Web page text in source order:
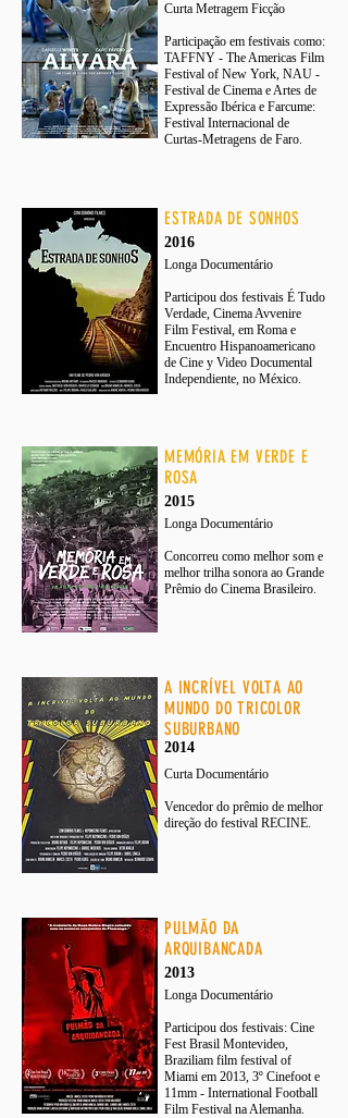
Curta Metragem Ficção
Participação em festivais como:
TAFFNY - The Americas Film
Festival of New York, NAU -
Festival de Cinema e Artes de
Expressão Ibérica e Farcume:
Festival Internacional de
Curtas-Metragens de Faro.
ESTRADA DE SONHOS
2016
Longa Documentário
Participou dos festivais É Tudo
Verdade, Cinema Avvenire
Film Festival, em Roma e
Encuentro Hispanoamericano
de Cine y Video Documental
Independiente, no México.
MEMÓRIA EM VERDE E
ROSA
2015
Longa Documentário
Concorreu como melhor som e
melhor trilha sonora ao Grande
Prêmio do Cinema Brasileiro.
A INCRÍVEL VOLTA AO
MUNDO DO TRICOLOR
SUBURBANO
2014
Curta Documentário
Vencedor do prêmio de melhor
direção do festival RECINE.
PULMÃO DA
ARQUIBANCADA
2013
Longa Documentário
Participou dos festivais: Cine
Fest Brasil Montevideo,
Braziliam film festival of
Miami em 2013, 3º Cinefoot e
11mm - International Football
Film Festival na Alemanha.